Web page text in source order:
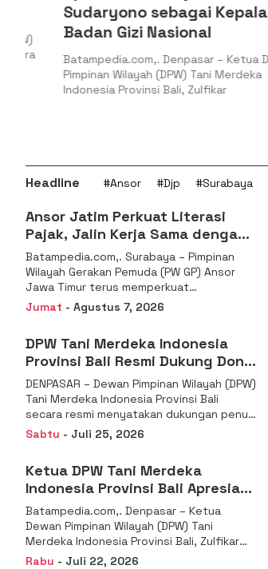
Sudaryono sebagai Kepala
Badan Gizi Nasional
Batampedia.com,. Denpasar – Ketua Dewan
Pimpinan Wilayah (DPW) Tani Merdeka
Indonesia Provinsi Bali, Zulfikar
Headline #Ansor #Djp #Surabaya
Ansor Jatim Perkuat Literasi
Pajak, Jalin Kerja Sama dengan
DJP se-Jatim
Batampedia.com,. Surabaya – Pimpinan
Wilayah Gerakan Pemuda (PW GP) Ansor
Jawa Timur terus memperkuat
komitmennya dalam membangun
kemandirian ekonomi
Jumat - Agustus 7, 2026
DPW Tani Merdeka Indonesia
Provinsi Bali Resmi Dukung Don
Muzakir Mengisi Jabatan Wakil
Menteri Pertanian RI
DENPASAR – Dewan Pimpinan Wilayah (DPW)
Tani Merdeka Indonesia Provinsi Bali
secara resmi menyatakan dukungan penuh
kepada Ketua Umum
Sabtu - Juli 25, 2026
Ketua DPW Tani Merdeka
Indonesia Provinsi Bali Apresiasi
Penunjukan Dr. Sudaryono
sebagai Kepala Badan Gizi
Nasional
Batampedia.com,. Denpasar – Ketua
Dewan Pimpinan Wilayah (DPW) Tani
Merdeka Indonesia Provinsi Bali, Zulfikar
Wijaya, S.E., menyampaikan ucapan
Rabu - Juli 22, 2026